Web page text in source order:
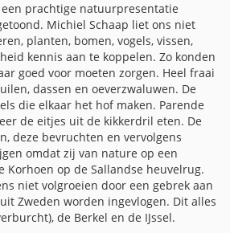
prachtige natuurpresentatie
Michiel Schaap liet ons niet
planten, bomen, vogels, vissen,
kennis aan te koppelen. Zo konden
goed voor moeten zorgen. Heel fraai
dassen en oeverzwaluwen. De
die elkaar het hof maken. Parende
de eitjes uit de kikkerdril eten. De
deze bevruchten en vervolgens
omdat zij van nature op een
op de Sallandse heuvelrug.
niet volgroeien door een gebrek aan
Zweden worden ingevlogen. Dit alles
de Berkel en de IJssel.